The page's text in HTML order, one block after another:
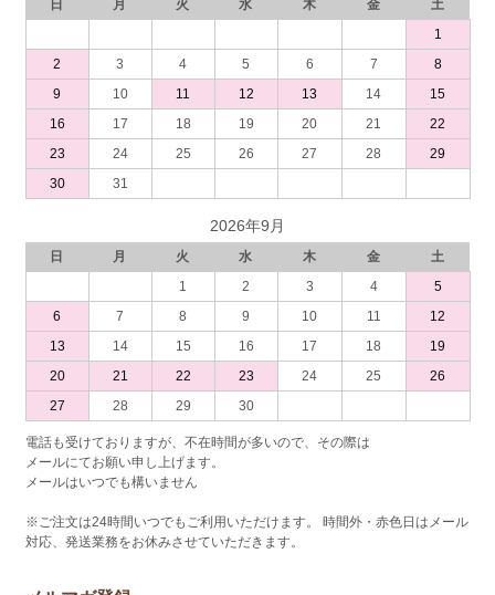
日 月 火 水 木 金
土
1
2
3 4 5 6 7
8
9
10 11 12 13 14
15
16
17 18 19 20 21
22
23
24 25 26 27 28
29
30
31
2026年9月
日 月 火 水 木 金
土
1
2 3 4
5
6
7 8 9 10 11
12
13
14 15 16 17 18
19
20
21 22 23 24 25
26
27
28 29 30
電話も受けておりますが、不在時間が多いので、その際は
メールにてお願い申し上げます。
メールはいつでも構いません
※ご注文は24時間いつでもご利用いただけます。 時間外・赤色日はメール
対応、発送業務をお休みさせていただきます。